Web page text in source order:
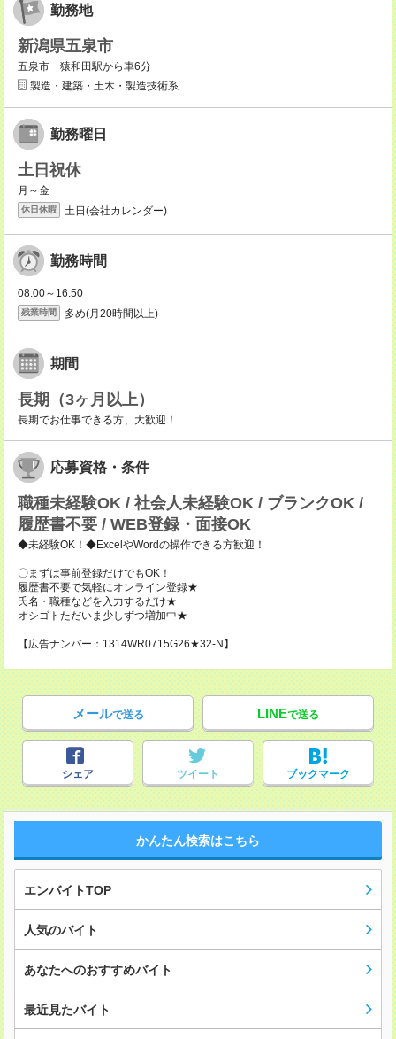
勤務地
新潟県五泉市
五泉市 猿和田駅から車6分
製造・建築・土木・製造技術系
勤務曜日
土日祝休
月～金
休日休暇 土日(会社カレンダー)
勤務時間
08:00～16:50
残業時間 多め(月20時間以上)
期間
長期（3ヶ月以上）
長期でお仕事できる方、大歓迎！
応募資格・条件
職種未経験OK / 社会人未経験OK / ブランクOK /
履歴書不要 / WEB登録・面接OK
◆未経験OK！◆ExcelやWordの操作できる方歓迎！
〇まずは事前登録だけでもOK！
履歴書不要で気軽にオンライン登録★
氏名・職種などを入力するだけ★
オシゴトただいま少しずつ増加中★
【広告ナンバー：1314WR0715G26★32-N】
メールで送る LINEで送る
シェア ツイート ブックマーク
かんたん検索はこちら
エンバイトTOP
人気のバイト
あなたへのおすすめバイト
最近見たバイト